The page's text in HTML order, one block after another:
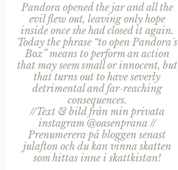
Pandora opened the jar and all the
evil flew out, leaving only hope
inside once she had closed it again.
Today the phrase “to open Pandora´s
Box” means to perform an action
that may seem small or innocent, but
that turns out to have severly
detrimental and far-reaching
consequences.
//Text & bild från min privata
instagram @oasenprana //
Prenumerera på bloggen senast
julafton och du kan vinna skatten
som hittas inne i skattkistan!